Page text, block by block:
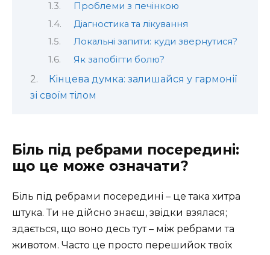
Проблеми з печінкою
Діагностика та лікування
Локальні запити: куди звернутися?
Як запобігти болю?
Кінцева думка: залишайся у гармонії
зі своїм тілом
Біль під ребрами посередині:
що це може означати?
Біль під ребрами посередині – це така хитра
штука. Ти не дійсно знаєш, звідки взялася;
здається, що воно десь тут – між ребрами та
животом. Часто це просто перешийок твоїх